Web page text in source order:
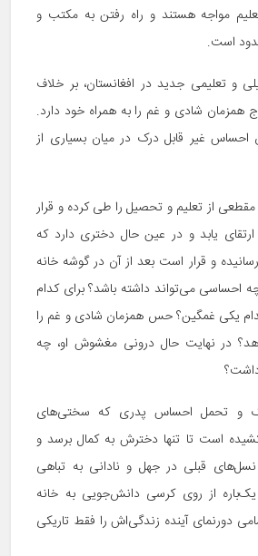
مواجه هستند و راه رفتن به مکتب و
است.
و تعلیمی جدید در افغانستان، بر خلاف
شادی و غم را به همراه خود دارد.
غیر قابل درک در میان بسیاری از
از تعلیم و تحصیل را طی کرده و قرار
یابد و در عین حال دختری دارد که
و قرار است بعد از آن در گوشه خانه
احساسی می‌تواند داشته باشد؟ برای کدام
یکی غمگین؟ حس همزمان شادی و غم را
در نهایت حال درونی مغشوش او، چه
و تحمل احساس پدری که سختی‌های
است تا تنها دخترش به کمال برسد و
قبلی در جهل و نادانی به تباهی
یک‌باره از روی کرسی دانش‌جویی به خانه
دورنمای آینده زندگی‌اش را فقط تاریکی